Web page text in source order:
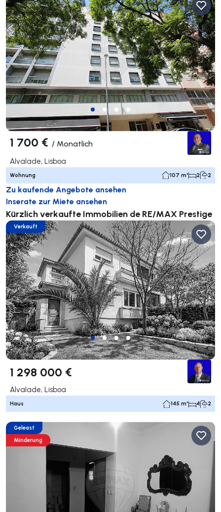
1 700 € / Monatlich
Alvalade, Lisboa
Wohnung 107 m² 2 2
Zu kaufende Angebote ansehen
Inserate zur Miete ansehen
Kürzlich verkaufte Immobilien de RE/MAX Prestige
Verkauft
1 298 000 €
Alvalade, Lisboa
Haus 145 m² 4 2
Geleast
Minderung